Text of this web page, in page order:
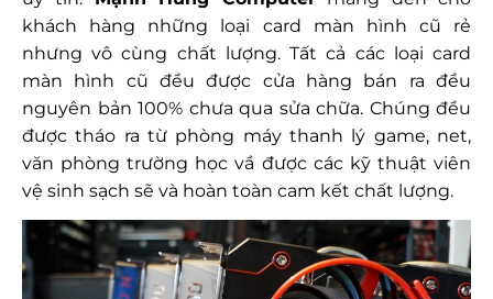
khách hàng những loại card màn hình cũ rẻ
nhưng vô cùng chất lượng. Tất cả các loại card
màn hình cũ đều được cửa hàng bán ra đều
nguyên bản 100% chưa qua sửa chữa. Chúng đều
được tháo ra từ phòng máy thanh lý game, net,
văn phòng trường học vầ được các kỹ thuật viên
vệ sinh sạch sẽ và hoàn toàn cam kết chất lượng.